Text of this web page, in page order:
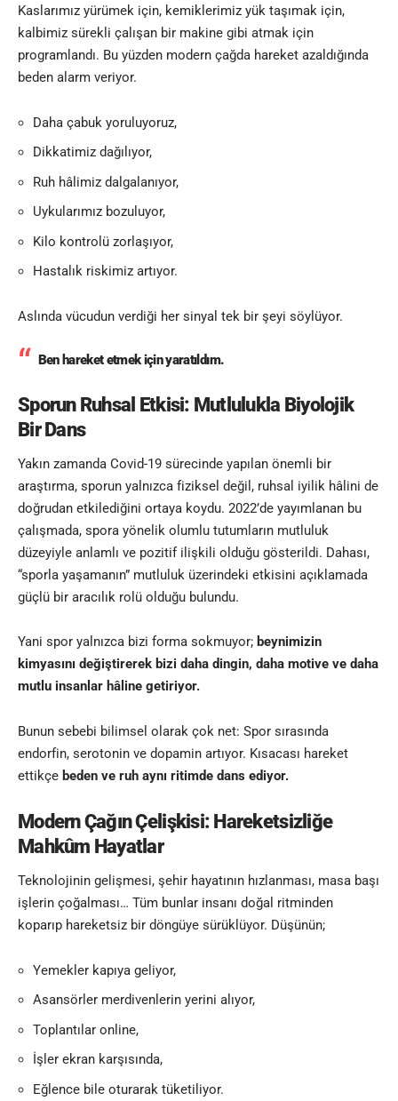
Kaslarımız yürümek için, kemiklerimiz yük taşımak için,
kalbimiz sürekli çalışan bir makine gibi atmak için
programlandı. Bu yüzden modern çağda hareket azaldığında
beden alarm veriyor.
Daha çabuk yoruluyoruz,
Dikkatimiz dağılıyor,
Ruh hâlimiz dalgalanıyor,
Uykularımız bozuluyor,
Kilo kontrolü zorlaşıyor,
Hastalık riskimiz artıyor.
Aslında vücudun verdiği her sinyal tek bir şeyi söylüyor.
Ben hareket etmek için yaratıldım.
Sporun Ruhsal Etkisi: Mutlulukla Biyolojik
Bir Dans
Yakın zamanda Covid-19 sürecinde yapılan önemli bir
araştırma, sporun yalnızca fiziksel değil, ruhsal iyilik hâlini de
doğrudan etkilediğini ortaya koydu. 2022’de yayımlanan bu
çalışmada, spora yönelik olumlu tutumların mutluluk
düzeyiyle anlamlı ve pozitif ilişkili olduğu gösterildi. Dahası,
“sporla yaşamanın” mutluluk üzerindeki etkisini açıklamada
güçlü bir aracılık rolü olduğu bulundu.
Yani spor yalnızca bizi forma sokmuyor; beynimizin
kimyasını değiştirerek bizi daha dingin, daha motive ve daha
mutlu insanlar hâline getiriyor.
Bunun sebebi bilimsel olarak çok net: Spor sırasında
endorfin, serotonin ve dopamin artıyor. Kısacası hareket
ettikçe beden ve ruh aynı ritimde dans ediyor.
Modern Çağın Çelişkisi: Hareketsizliğe
Mahkûm Hayatlar
Teknolojinin gelişmesi, şehir hayatının hızlanması, masa başı
işlerin çoğalması… Tüm bunlar insanı doğal ritminden
koparıp hareketsiz bir döngüye sürüklüyor. Düşünün;
Yemekler kapıya geliyor,
Asansörler merdivenlerin yerini alıyor,
Toplantılar online,
İşler ekran karşısında,
Eğlence bile oturarak tüketiliyor.